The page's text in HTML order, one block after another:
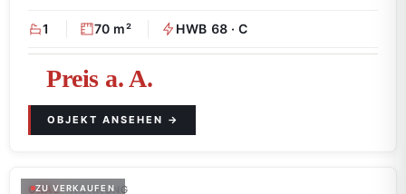
1 70 m² HWB 68 · C
Preis a. A.
ZU VERKAUFEN
GRAZ· WOHNUNG